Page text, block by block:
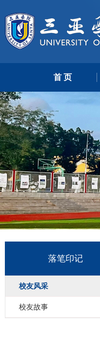
首 页
落笔印记
校友风采
校友故事